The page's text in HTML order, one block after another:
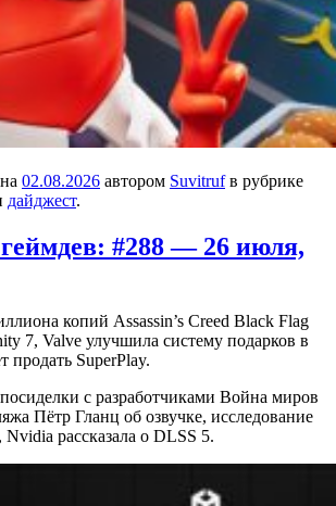
02.08.2026 автором Suvitrufв рубрике
дайджест.
#288 — 26 июля,
копий Assassin’s Creed Black Flag
7, Valve улучшила систему подарков в
продать SuperPlay.
с разработчиками Война миров
Пётр Гланц об озвучке, исследование
рассказала о DLSS 5.